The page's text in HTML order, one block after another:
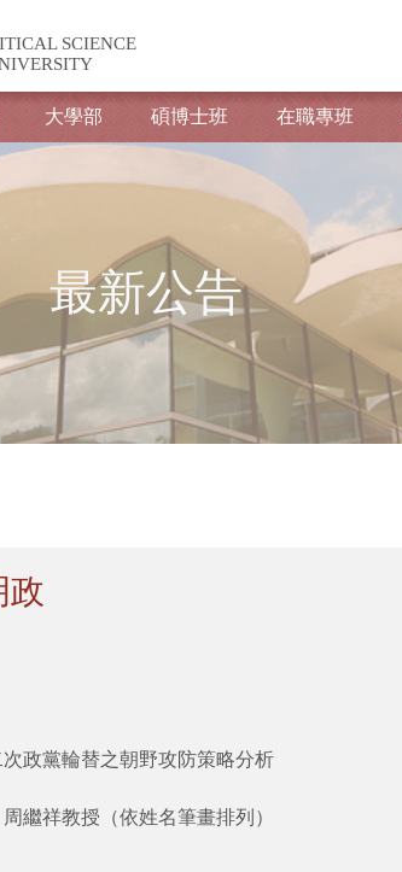
SCIENCE
大學部 碩博士班 在職專班
最新公告
政
政黨輪替之朝野攻防策略分析
繼祥教授（依姓名筆畫排列）